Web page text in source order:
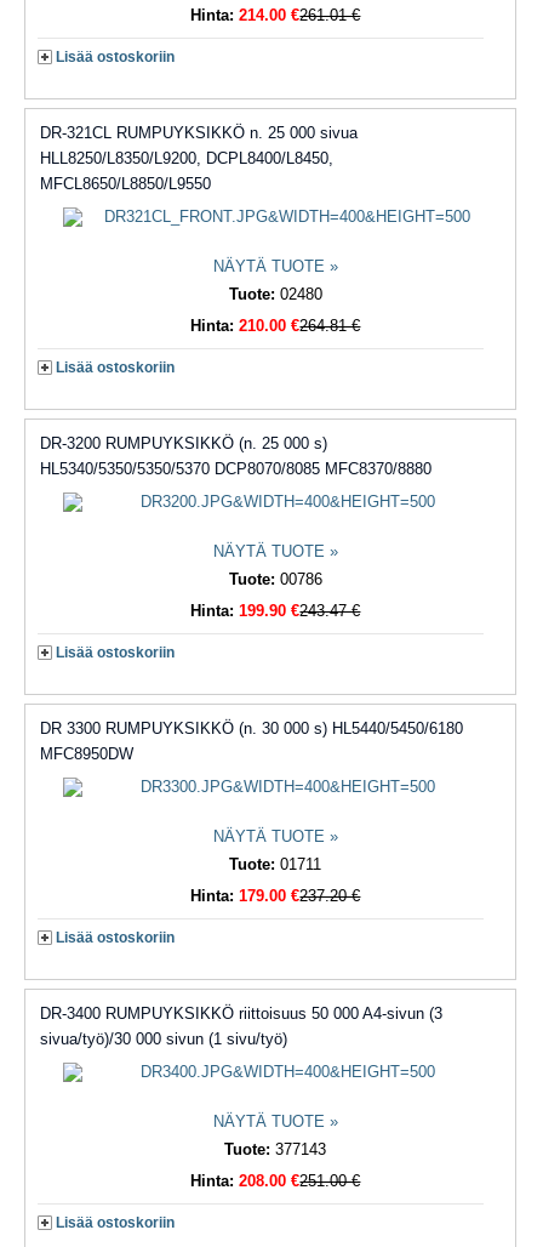
Hinta:214.00 €261.01 €
Lisää ostoskoriin
DR-321CL RUMPUYKSIKKÖ n. 25 000 sivua
HLL8250/L8350/L9200, DCPL8400/L8450,
MFCL8650/L8850/L9550
NÄYTÄ TUOTE »
Tuote: 02480
Hinta:210.00 €264.81 €
Lisää ostoskoriin
DR-3200 RUMPUYKSIKKÖ (n. 25 000 s)
HL5340/5350/5350/5370 DCP8070/8085 MFC8370/8880
NÄYTÄ TUOTE »
Tuote: 00786
Hinta:199.90 €243.47 €
Lisää ostoskoriin
DR 3300 RUMPUYKSIKKÖ (n. 30 000 s) HL5440/5450/6180
MFC8950DW
NÄYTÄ TUOTE »
Tuote:01711
Hinta:179.00 €237.20 €
Lisää ostoskoriin
DR-3400 RUMPUYKSIKKÖ riittoisuus 50 000 A4-sivun (3
sivua/työ)/30 000 sivun (1 sivu/työ)
NÄYTÄ TUOTE »
Tuote:377143
Hinta:208.00 €251.00 €
Lisää ostoskoriin